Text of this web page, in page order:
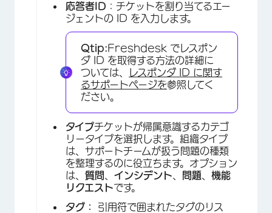
応答者ID ：チケットを割り当てるエー
ジェントの ID を入力します。
Qtip:Freshdesk でレスポン
ダ ID を取得する方法の詳細に
ついては、
レスポンダ ID に関す
るサポートページを参照してく
ださい。
タイプチケットが帰属意識するカテゴ
リータイプを選択します。組織タイプ
は、サポートチームが扱う問題の種類
を整理するのに役立ちます。オプション
は、 質問 インシデント 問題
機能
リクエストです。
タグ： 引用符で囲まれたタグのリス